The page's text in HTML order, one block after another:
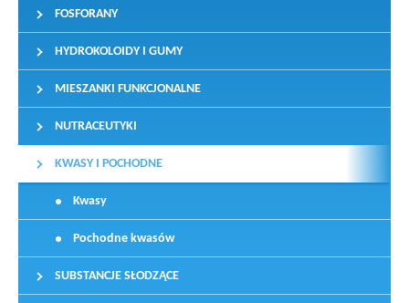
FOSFORANY
HYDROKOLOIDY I GUMY
MIESZANKI FUNKCJONALNE
NUTRACEUTYKI
KWASY I POCHODNE
Kwasy
Pochodne kwasów
SUBSTANCJE SŁODZĄCE